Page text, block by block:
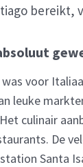
bereikt,
voor
leuke
culinair
De
Santa